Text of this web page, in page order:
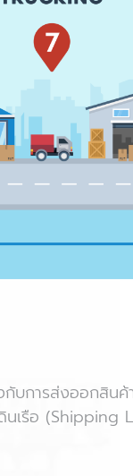
บการส่งออกสินค้
เรือ (Shipping